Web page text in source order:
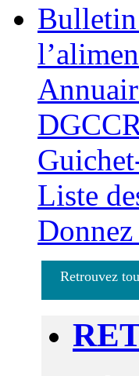
Liste
Retrouvez